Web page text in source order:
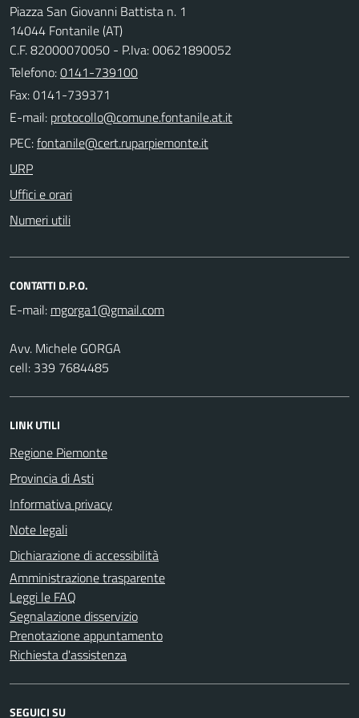
Piazza San Giovanni Battista n. 1
14044 Fontanile (AT)
C.F. 82000070050 - P.Iva: 00621890052
Telefono:0141-739100
Fax: 0141-739371
E-mail:
PEC:
URP
Uffici e orari
Numeri utili
CONTATTI D.P.O.
E-mail:
Avv. Michele GORGA
cell: 339 7684485
LINK UTILI
Regione Piemonte
Provincia di Asti
Informativa privacy
Note legali
Dichiarazione di accessibilità
Amministrazione trasparente
Leggi le FAQ
Segnalazione disservizio
Prenotazione appuntamento
Richiesta d'assistenza
SEGUICI SU